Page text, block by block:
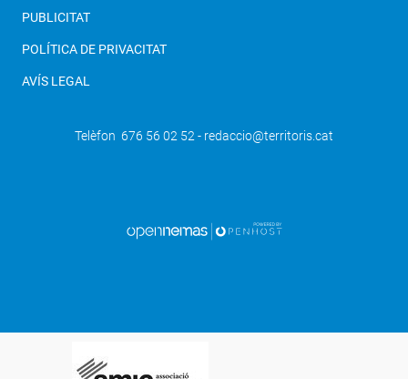
PUBLICITAT
POLÍTICA DE PRIVACITAT
AVÍS LEGAL
Telèfon 676 56 02 52 - redaccio@territoris.cat